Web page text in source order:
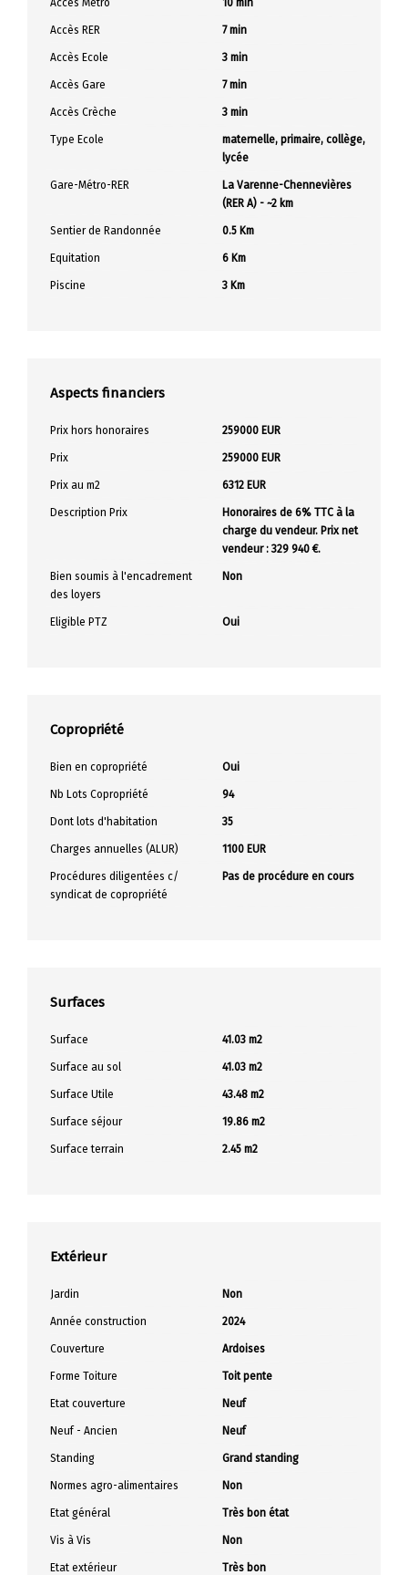
Accès RER 7 min
Accès Ecole 3 min
Accès Gare 7 min
Accès Crèche 3 min
Type Ecole
maternelle, primaire, collège,
lycée
Gare-Métro-RER
La Varenne-Chennevières
(RER A) - ~2 km
Sentier de Randonnée 0.5 Km
Equitation 6 Km
Piscine 3 Km
Aspects financiers
Prix hors honoraires 259000 EUR
Prix 259000 EUR
Prix au m2 6312 EUR
Description Prix
Honoraires de 6% TTC à la
charge du vendeur. Prix net
vendeur : 329 940 €.
Bien soumis à l'encadrement
des loyers
Non
Eligible PTZ Oui
Copropriété
Bien en copropriété Oui
Nb Lots Copropriété 94
Dont lots d'habitation 35
Charges annuelles (ALUR) 1100 EUR
Procédures diligentées c/
syndicat de copropriété
Pas de procédure en cours
Surfaces
Surface 41.03 m2
Surface au sol 41.03 m2
Surface Utile 43.48 m2
Surface séjour 19.86 m2
Surface terrain 2.45 m2
Extérieur
Jardin Non
Année construction 2024
Couverture Ardoises
Forme Toiture Toit pente
Etat couverture Neuf
Neuf - Ancien Neuf
Standing Grand standing
Normes agro-alimentaires Non
Etat général Très bon état
Vis à Vis Non
Etat extérieur Très bon